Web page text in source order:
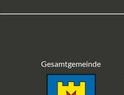
Gesamtgemeinde